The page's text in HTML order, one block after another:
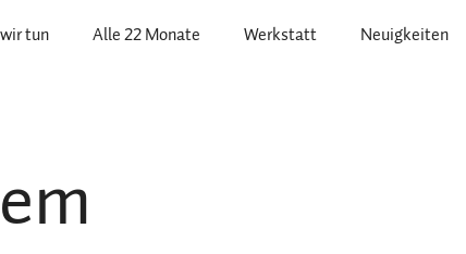
tun Alle 22 Monate Werkstatt Neuigkeiten